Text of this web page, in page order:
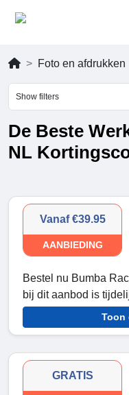
Foto en afdrukken
Show filters
De Beste
NL
Vanaf €39.95
AANBIEDING
Bestel nu Bumba
bij dit aanbod is
Toon
GRATIS